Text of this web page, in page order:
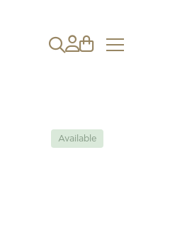
Available